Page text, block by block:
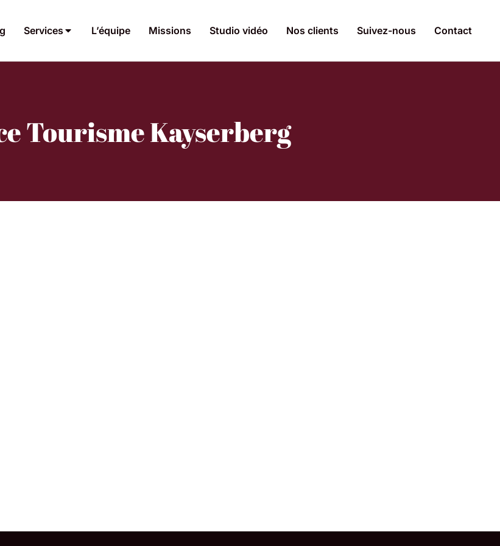
Services L’équipe Missions Studio vidéo Nos clients Suivez-nous Contact
Tourisme Kayserberg